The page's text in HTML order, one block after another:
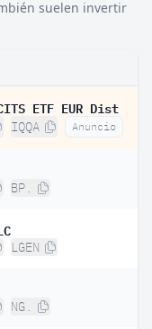
suelen invertir
ETF EUR Dist
IQQA Anuncio
BP.
LGEN
NG.